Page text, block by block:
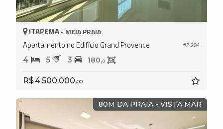
#2.204
ITAPEMA - MEIA PRAIA
Apartamento no Edifício Grand Provence
4 5 3 180,0
R$ 4.500.000,00
80M DA PRAIA - VISTA MAR